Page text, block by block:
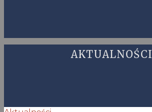
AKTUALNOŚCI